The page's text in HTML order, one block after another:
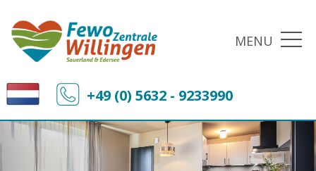
MENU
+49 (0) 5632 - 9233990